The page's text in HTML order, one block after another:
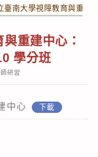
臺南大學視障教育與重建
重建中心：
學分班
研習
中心 下載